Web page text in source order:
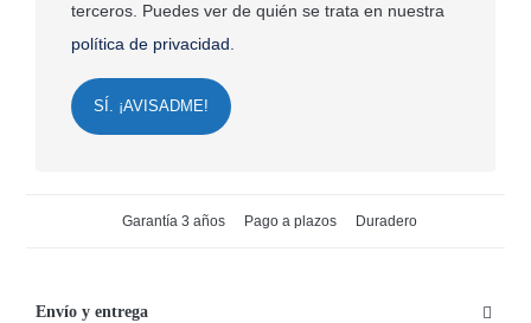
terceros. Puedes ver de quién se trata en nuestra
política de privacidad
SÍ. ¡AVISADME!
Garantía 3 años Pago a plazos Duradero
Envío y entrega